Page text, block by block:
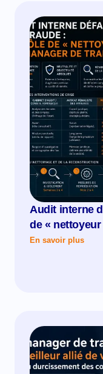
Audit interne
de «
En savoir plus